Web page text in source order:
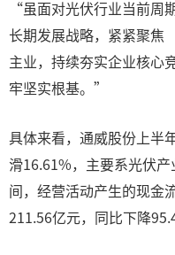
“虽面对光伏行业当前周
长期发展战略，紧紧聚
主业，持续夯实企业核心
牢坚实根基。”
具体来看，通威股份上半
滑16.61%，主要系光伏
间，经营活动产生的现金
211.56亿元，同比下降